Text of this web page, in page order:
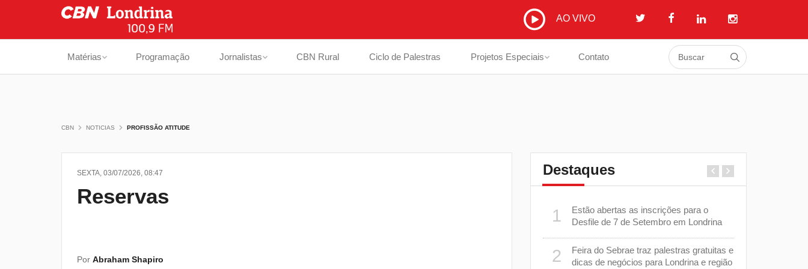
AO VIVO
Matérias Programação Jornalistas CBN Rural Ciclo de Palestras Projetos Especiais Contato
CBN NOTICIAS PROFISSÃO ATITUDE
SEXTA, 03/07/2026, 08:47
Reservas
Por Abraham Shapiro
Destaques
1
Estão abertas as inscrições para o
Desfile de 7 de Setembro em Londrina
2
Feira do Sebrae traz palestras gratuitas e
dicas de negócios para Londrina e região